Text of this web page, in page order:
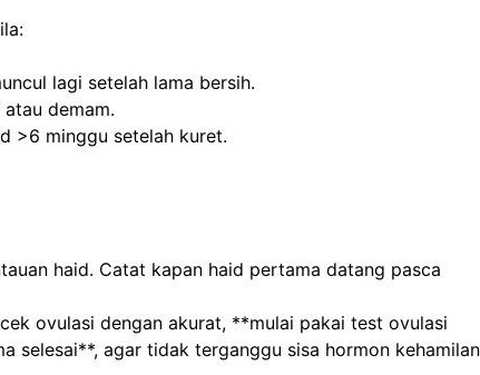
lagi setelah lama bersih.
demam.
>6 minggu setelah kuret.
haid. Catat kapan haid pertama datang pasca
ovulasi dengan akurat, **mulai pakai test ovulasi
selesai**, agar tidak terganggu sisa hormon